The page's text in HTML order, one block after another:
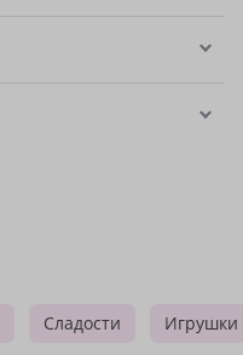
Сладости Игрушки